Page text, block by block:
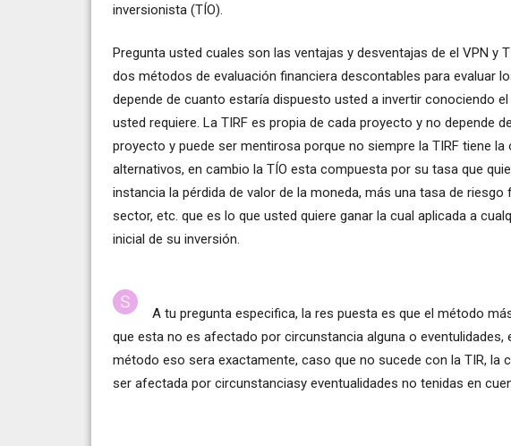
inversionista (TÍO).
Pregunta usted cuales son las ventajas y desventajas de el VPN y
dos métodos de evaluación financiera descontables para evaluar
depende de cuanto estaría dispuesto usted a invertir conociendo
usted requiere. La TIRF es propia de cada proyecto y no depende
proyecto y puede ser mentirosa porque no siempre la TIRF tiene
alternativos, en cambio la TÍO esta compuesta por su tasa que
instancia la pérdida de valor de la moneda, más una tasa de
sector, etc. que es lo que usted quiere ganar la cual aplicada a
inicial de su inversión.
A tu pregunta especifica, la res puesta es que el método
que esta no es afectado por circunstancia alguna o eventulidades,
método eso sera exactamente, caso que no sucede con la TIR, la
ser afectada por circunstanciasy eventualidades no tenidas en